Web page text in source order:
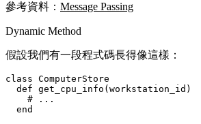
參考資料： Message Passing
Dynamic Method
假設我們有一段程式碼長得像這樣：
class ComputerStore
  def get_cpu_info(workstation_id)
    # ...
  end